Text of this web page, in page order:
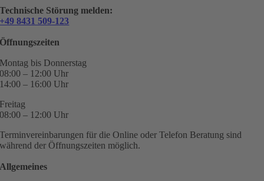
Technische Störung melden:
+49 8431 509-123
Öffnungszeiten
Montag bis Donnerstag
08:00 – 12:00 Uhr
14:00 – 16:00 Uhr
Freitag
08:00 – 12:00 Uhr
Terminvereinbarungen für die Online oder Telefon Beratung sind
während der Öffnungszeiten möglich.
Allgemeines